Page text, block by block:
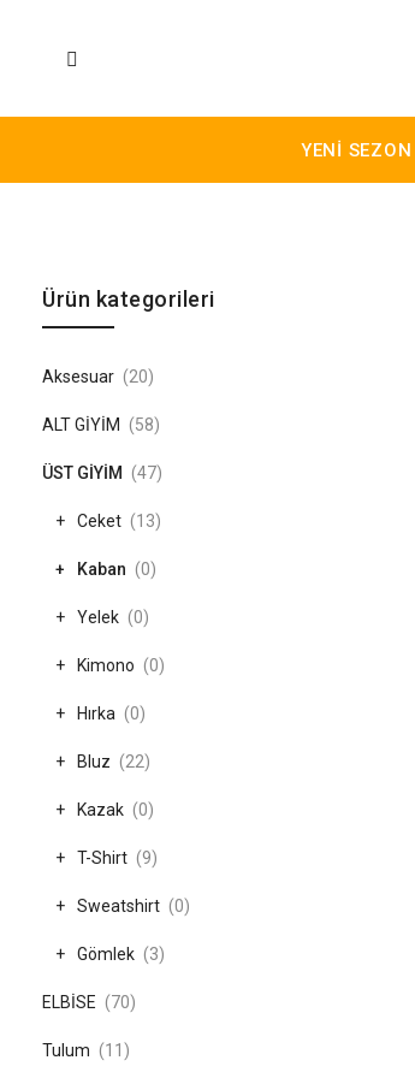
YENİ SEZON
Skip to content
Ürün kategorileri
Aksesuar (20)
ALT GİYİM (58)
ÜST GİYİM (47)
Ceket (13)
Kaban (0)
Yelek (0)
Kimono (0)
Hırka (0)
Bluz (22)
Kazak (0)
T-Shirt (9)
Sweatshirt (0)
Gömlek (3)
ELBİSE (70)
Tulum (11)